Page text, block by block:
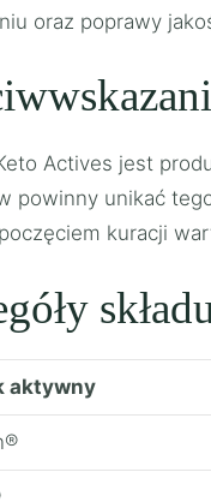
oraz poprawy
Actives jest
powinny unikać
kuracji
aktywny